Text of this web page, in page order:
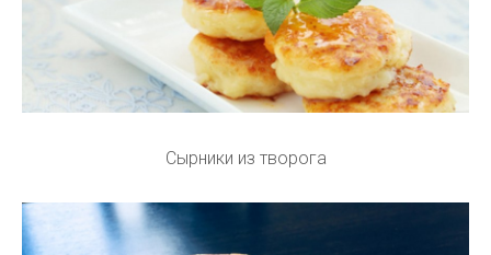
Сырники из творога